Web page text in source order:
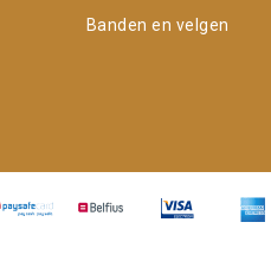
Banden en velgen